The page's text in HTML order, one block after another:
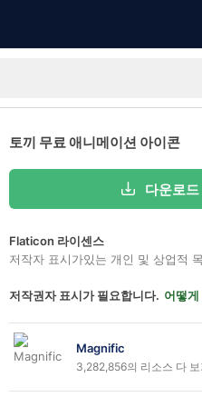
토끼 무료 애니메이션 아이콘
다운로드
Flaticon 라이센스
저작자 표시가있는 개인 및 상업적
저작권자 표시가 필요합니다. 어떻
Magnific
3,282,856의 리소스 다 보